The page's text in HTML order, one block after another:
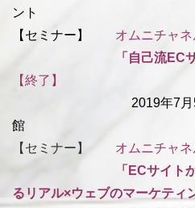
ント
【セミナー】
オムニチャ
「自己流EC
【終了】
2019年7月5日（
館
【セミナー】 オムニチャ
「 ECサイト
るリアル×ウェブのマーケティ